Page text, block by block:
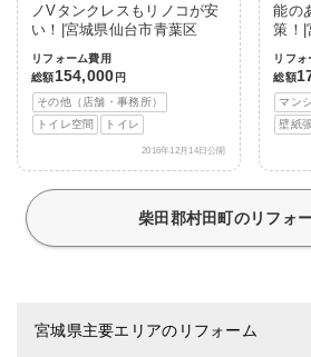
ノVタンクレスもリノコが安
い！|宮城県仙台市青葉区
リフォーム費用
総額154,000 円
その他（店舗・事務所）
トイレ空間
トイレ
2016年12月14日公開
能の
策！|
リフォ
総額
マン
壁紙
柴田郡村田町のリフォ
宮城県主要エリアのリフォーム